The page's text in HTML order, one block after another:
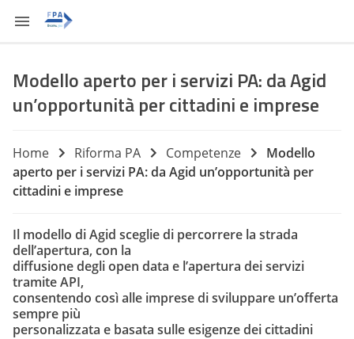
Modello aperto per i servizi PA: da Agid
un’opportunità per cittadini e imprese
Home Riforma PA Competenze
Modello
aperto per i servizi PA: da Agid un’opportunità per
cittadini e imprese
Il modello di Agid sceglie di percorrere la strada
dell’apertura, con la
diffusione degli open data e l’apertura dei servizi
tramite API,
consentendo così alle imprese di sviluppare un’offerta
sempre più
personalizzata e basata sulle esigenze dei cittadini